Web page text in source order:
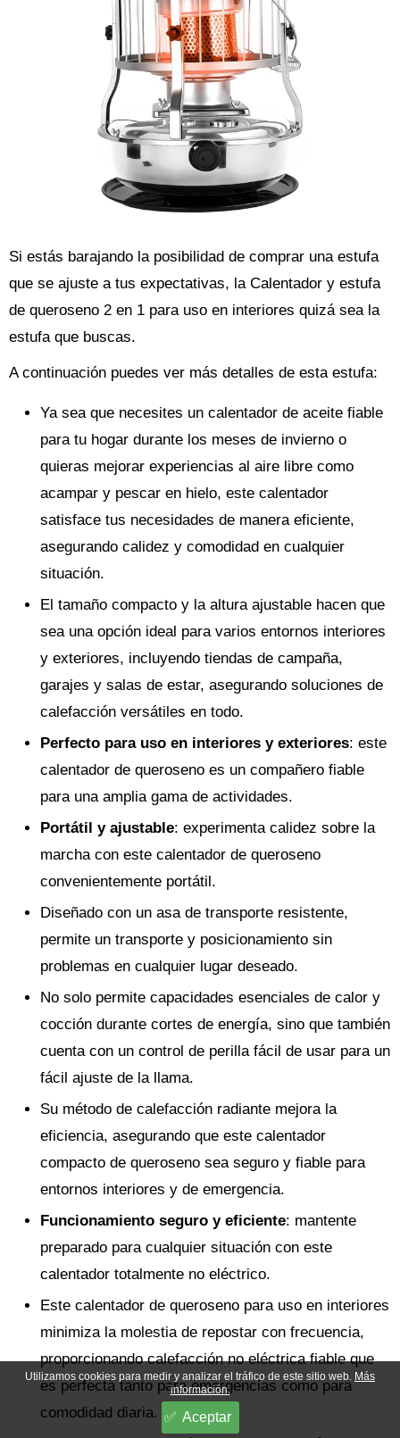
Si estás barajando la posibilidad de comprar una estufa
que se ajuste a tus expectativas, la Calentador y estufa
de queroseno 2 en 1 para uso en interiores quizá sea la
estufa que buscas.
A continuación puedes ver más detalles de esta estufa:
Ya sea que necesites un calentador de aceite fiable
para tu hogar durante los meses de invierno o
quieras mejorar experiencias al aire libre como
acampar y pescar en hielo, este calentador
satisface tus necesidades de manera eficiente,
asegurando calidez y comodidad en cualquier
situación.
El tamaño compacto y la altura ajustable hacen que
sea una opción ideal para varios entornos interiores
y exteriores, incluyendo tiendas de campaña,
garajes y salas de estar, asegurando soluciones de
calefacción versátiles en todo.
Perfecto para uso en interiores y exteriores: este
calentador de queroseno es un compañero fiable
para una amplia gama de actividades.
Portátil y ajustable: experimenta calidez sobre la
marcha con este calentador de queroseno
convenientemente portátil.
Diseñado con un asa de transporte resistente,
permite un transporte y posicionamiento sin
problemas en cualquier lugar deseado.
No solo permite capacidades esenciales de calor y
cocción durante cortes de energía, sino que también
cuenta con un control de perilla fácil de usar para un
fácil ajuste de la llama.
Su método de calefacción radiante mejora la
eficiencia, asegurando que este calentador
compacto de queroseno sea seguro y fiable para
entornos interiores y de emergencia.
Funcionamiento seguro y eficiente: mantente
preparado para cualquier situación con este
calentador totalmente no eléctrico.
Este calentador de queroseno para uso en interiores
minimiza la molestia de repostar con frecuencia,
proporcionando calefacción no eléctrica fiable que
es perfecta tanto para emergencias como para
comodidad diaria.
Utilizamos cookies para medir y analizar el tráfico de este sitio web. Más
información.
Aceptar